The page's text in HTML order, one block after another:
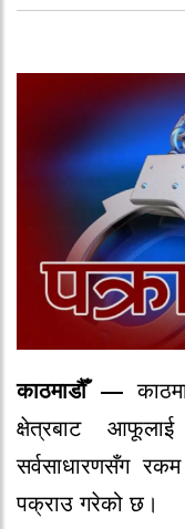
काठमाडौँ —
क्षेत्रबाट
सर्वसाधारणसँग
पक्राउ गरेको छ।